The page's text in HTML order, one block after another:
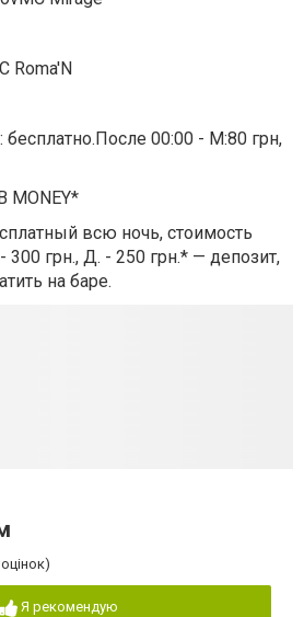
Roma'N
00:00 - М:80 грн,
всю ночь, стоимость
300 грн., Д. - 250 грн.* — депозит,
на баре.
оцінок)
Я рекомендую